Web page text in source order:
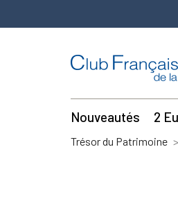
Nouveautés 2
Trésor du Patrimoine